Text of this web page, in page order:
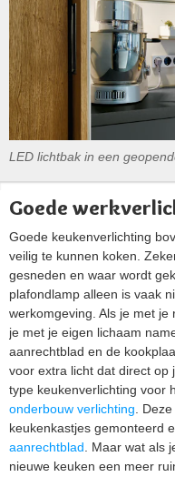
LED lichtbak in een
Goede
Goede keukenverlichting
veilig te kunnen koken.
gesneden en waar wordt
plafondlamp alleen is vaak
werkomgeving. Als je met
je met je eigen lichaam
aanrechtblad en de
voor extra licht dat direct op
type keukenverlichting voor
onderbouw verlichting.
keukenkastjes gemonteerd
aanrechtblad. Maar wat als
nieuwe keuken een meer